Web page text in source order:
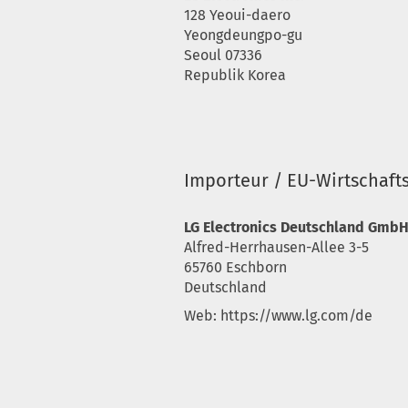
128 Yeoui-daero
Yeongdeungpo-gu
Seoul 07336
Republik Korea
Importeur / EU-
LG Electronics Deutschland GmbH
Alfred-Herrhausen-Allee 3-5
65760 Eschborn
Deutschland
Web: https://www.lg.com/de